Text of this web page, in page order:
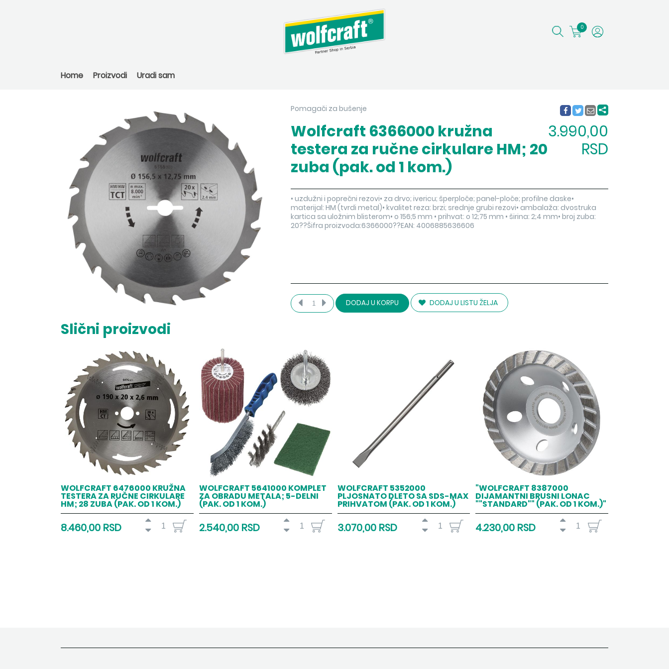
0
Home Proizvodi Uradi sam
Pomagači za bušenje
Wolfcraft 6366000 kružna
testera za ručne cirkulare HM; 20
zuba (pak. od 1 kom.)
3.990,00
RSD
• uzdužni i poprečni rezovi• za drvo; ivericu; šperploče; panel-ploče; profilne daske•
materijal: HM (tvrdi metal)• kvalitet reza: brzi; srednje grubi rezovi• ambalaža: dvostruka
kartica sa uložnim blisterom• o 156;5 mm • prihvat: o 12;75 mm • širina: 2;4 mm• broj zuba:
20??Šifra proizvoda:6366000??EAN: 4006885636606
DODAJ U KORPU DODAJ U LISTU ŽELJA
Slični proizvodi
WOLFCRAFT 6476000 KRUŽNA
TESTERA ZA RUČNE CIRKULARE
HM; 28 ZUBA (PAK. OD 1 KOM.)
8.460,00 RSD
WOLFCRAFT 5641000 KOMPLET
ZA OBRADU METALA; 5-DELNI
(PAK. OD 1 KOM.)
2.540,00 RSD
WOLFCRAFT 5352000
PLJOSNATO DLETO SA SDS-MAX
PRIHVATOM (PAK. OD 1 KOM.)
3.070,00 RSD
"WOLFCRAFT 8387000
DIJAMANTNI BRUSNI LONAC
""STANDARD"" (PAK. OD 1 KOM.)"
4.230,00 RSD